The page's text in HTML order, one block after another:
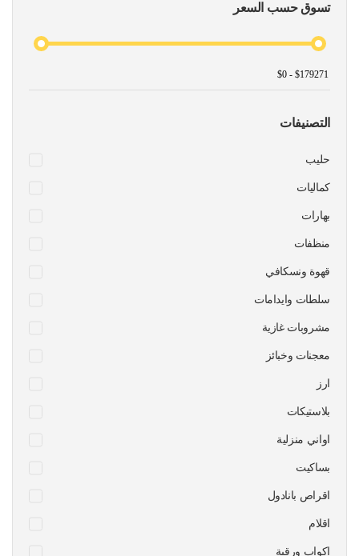
تسوق حسب السعر
التصنيفات
حليب
كماليات
بهارات
منظفات
قهوة ونسكافي
سلطات وايدامات
مشروبات غازية
معجنات وخبائز
ارز
بلاستيكات
اواني منزلية
بساكيت
اقراص بانادول
اقلام
اكواب ورقية